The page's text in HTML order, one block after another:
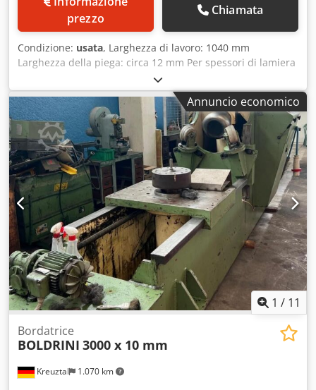
prezzo
Chiamata
Condizione: usata, Larghezza di lavoro: 1040 mm
Larghezza della piega: circa 12 mm Per spessori di lamiera
fino a: circa 1 mm Motore di azionamento, motore-freno:
380 V, 0,55 kW Chsdpfecaxtxsx Abisa Ingombro: 1300 x 480
x 960 mm Peso: 334 kg
Annuncio economico
1 / 11
Kreuztal 1.070 km
Bordatrice
BOLDRINI 3000 x 10 mm